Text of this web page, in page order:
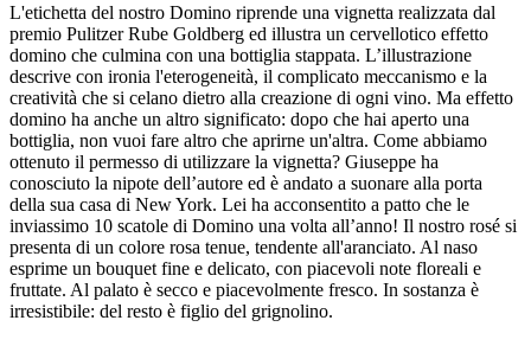
L'etichetta del nostro Domino riprende una vignetta realizzata dal
premio Pulitzer Rube Goldberg ed illustra un cervellotico effetto
domino che culmina con una bottiglia stappata. L’illustrazione
descrive con ironia l'eterogeneità, il complicato meccanismo e la
creatività che si celano dietro alla creazione di ogni vino. Ma effetto
domino ha anche un altro significato: dopo che hai aperto una
bottiglia, non vuoi fare altro che aprirne un'altra. Come abbiamo
ottenuto il permesso di utilizzare la vignetta? Giuseppe ha
conosciuto la nipote dell’autore ed è andato a suonare alla porta
della sua casa di New York. Lei ha acconsentito a patto che le
inviassimo 10 scatole di Domino una volta all’anno! Il nostro rosé si
presenta di un colore rosa tenue, tendente all'aranciato. Al naso
esprime un bouquet fine e delicato, con piacevoli note floreali e
fruttate. Al palato è secco e piacevolmente fresco. In sostanza è
irresistibile: del resto è figlio del grignolino.